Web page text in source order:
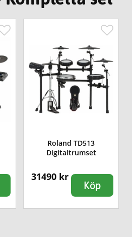
Roland TD513
Digitaltrumset
31490 kr
Köp